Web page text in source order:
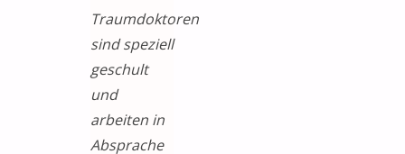
Traumdoktoren
sind speziell
geschult
und
arbeiten in
Absprache